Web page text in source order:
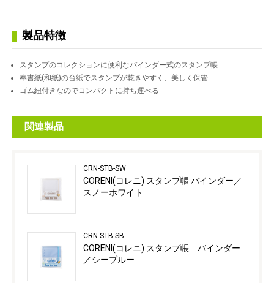
製品特徴
スタンプのコレクションに便利なバインダー式のスタンプ帳
奉書紙(和紙)の台紙でスタンプが乾きやすく、美しく保管
ゴム紐付きなのでコンパクトに持ち運べる
関連製品
CRN-STB-SW
CORENI(コレニ) スタンプ帳 バインダー／
スノーホワイト
CRN-STB-SB
CORENI(コレニ) スタンプ帳 バインダー
／シーブルー